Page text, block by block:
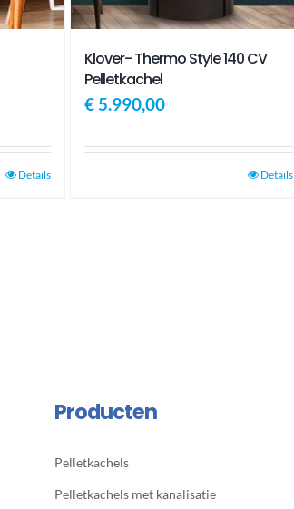
Details
Klover- Thermo Style 140 CV
Pelletkachel
€5.990,00
Details
Producten
Pelletkachels
Pelletkachels met kanalisatie